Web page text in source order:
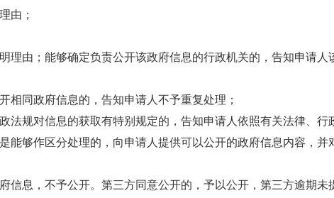
由；
由；能够确定负责公开该政府信息的行政机关的，告知申请人
同政府信息的，告知申请人不予重复处理；
规对信息的获取有特别规定的，告知申请人依照有关法律、行
够作区分处理的，向申请人提供可以公开的政府信息内容，并
息，不予公开。第三方同意公开的，予以公开，第三方逾期未